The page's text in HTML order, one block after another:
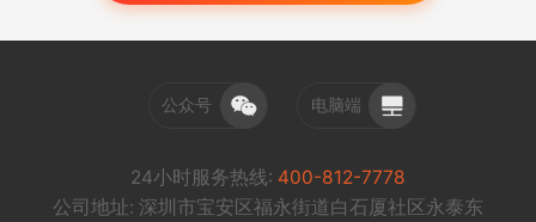
公众号 电脑端
24小时服务热线: 400-812-7778
公司地址: 深圳市宝安区福永街道白石厦社区永泰东